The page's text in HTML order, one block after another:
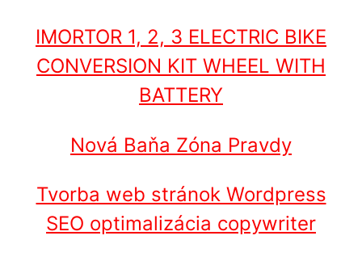
IMORTOR 1, 2, 3 ELECTRIC BIKE
CONVERSION KIT WHEEL WITH
BATTERY
Nová Baňa Zóna Pravdy
Tvorba web stránok Wordpress
SEO optimalizácia copywriter